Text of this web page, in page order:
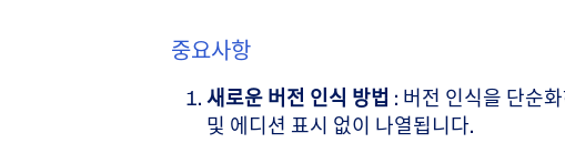
중요사항
새로운 버전 인식 방법 : 버전 인식을 단순
및 에디션 표시 없이 나열됩니다.